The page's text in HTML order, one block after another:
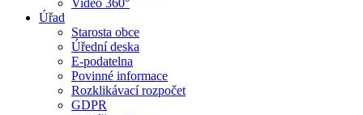
Video 360°
Úřad
Starosta obce
Úřední deska
E-podatelna
Povinné informace
Rozklikávací rozpočet
GDPR